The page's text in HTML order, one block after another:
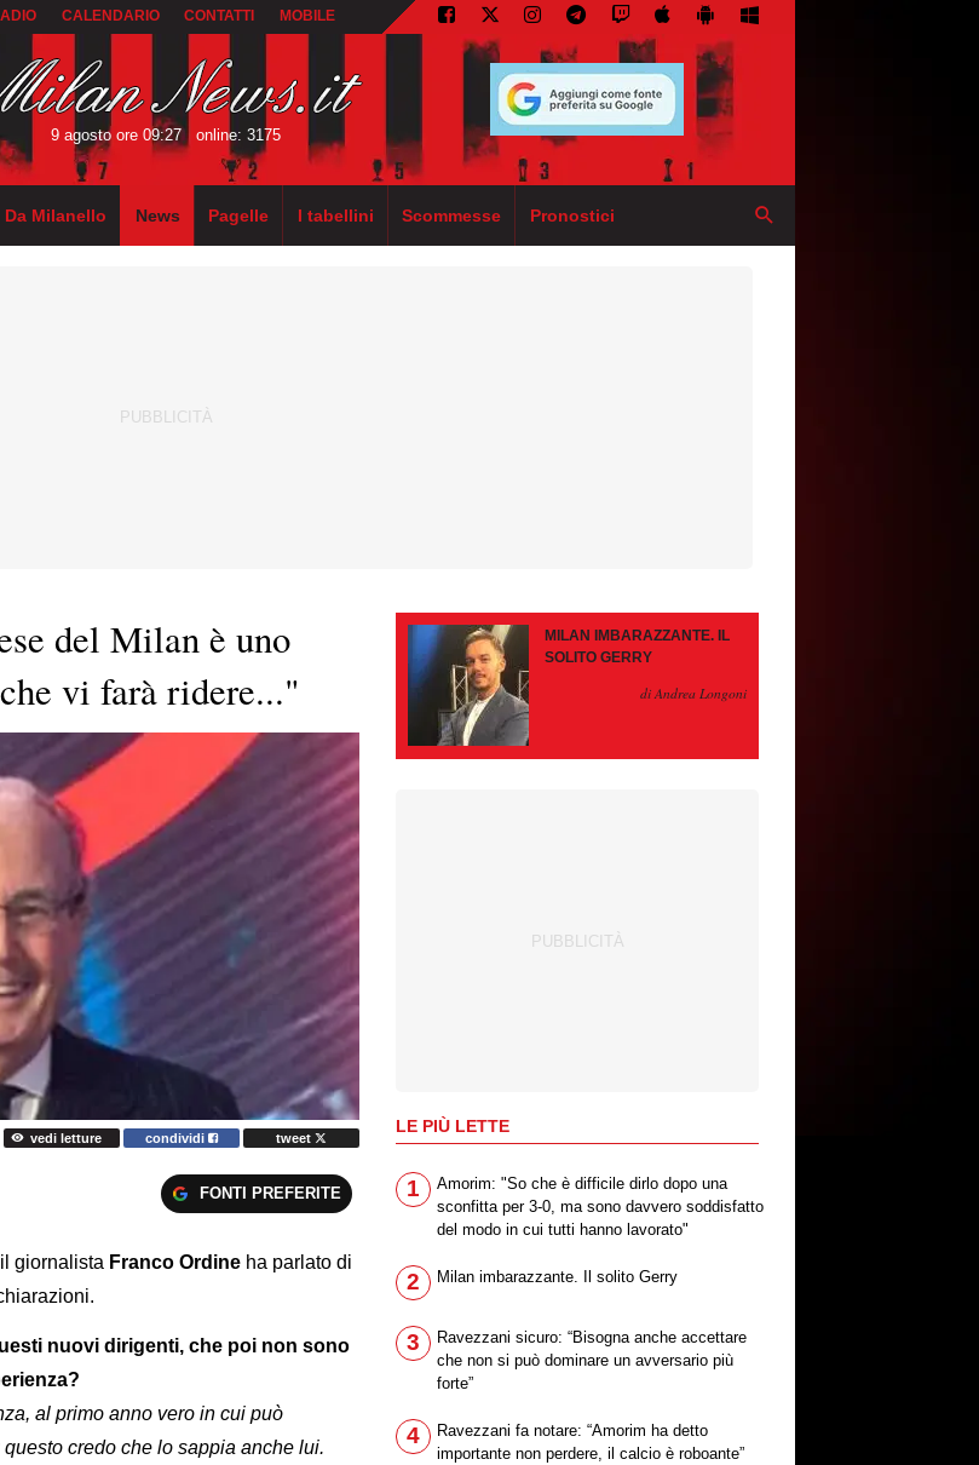
CALENDARIO CONTATTI MOBILE
9 agosto ore 09:27 online: 3175
Da Milanello News Pagelle I tabellini Scommesse Pronostici
del Milan è uno
vi farà ridere..."
vedi letture condividi tweet
FONTI PREFERITE
giornalista Franco Ordine ha parlato di
nuovi dirigenti, che poi non sono
al primo anno vero in cui può
credo che lo sappia anche lui.
MILAN IMBARAZZANTE. IL
SOLITO GERRY
di Andrea Longoni
LE PIÙ LETTE
1
Amorim: "So che è difficile dirlo dopo una
sconfitta per 3-0, ma sono davvero soddisfatto
del modo in cui tutti hanno lavorato"
2 Milan imbarazzante. Il solito Gerry
3
Ravezzani sicuro: “Bisogna anche accettare
che non si può dominare un avversario più
forte”
4
Ravezzani fa notare: “Amorim ha detto
importante non perdere, il calcio è roboante”